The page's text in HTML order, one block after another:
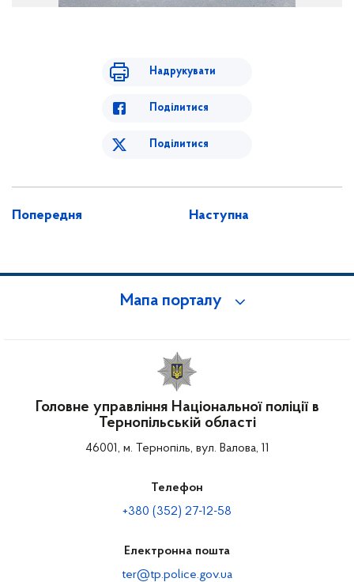
Надрукувати
Поділитися
Поділитися
Попередня Наступна
Мапа порталу
Головне управління Національної поліції в
Тернопільській області
46001, м. Тернопіль, вул. Валова, 11
Телефон
+380 (352) 27-12-58
Електронна пошта
ter@tp.police.gov.ua